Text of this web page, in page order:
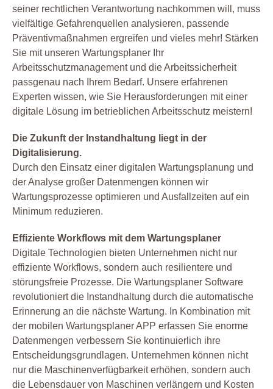
seiner rechtlichen Verantwortung nachkommen will, muss
vielfältige Gefahrenquellen analysieren, passende
Präventivmaßnahmen ergreifen und vieles mehr! Stärken
Sie mit unseren Wartungsplaner Ihr
Arbeitsschutzmanagement und die Arbeitssicherheit
passgenau nach Ihrem Bedarf. Unsere erfahrenen
Experten wissen, wie Sie Herausforderungen mit einer
digitale Lösung im betrieblichen Arbeitsschutz meistern!
Die Zukunft der Instandhaltung liegt in der
Digitalisierung.
Durch den Einsatz einer digitalen Wartungsplanung und
der Analyse großer Datenmengen können wir
Wartungsprozesse optimieren und Ausfallzeiten auf ein
Minimum reduzieren.
Effiziente Workflows mit dem Wartungsplaner
Digitale Technologien bieten Unternehmen nicht nur
effiziente Workflows, sondern auch resilientere und
störungsfreie Prozesse. Die Wartungsplaner Software
revolutioniert die Instandhaltung durch die automatische
Erinnerung an die nächste Wartung. In Kombination mit
der mobilen Wartungsplaner APP erfassen Sie enorme
Datenmengen verbessern Sie kontinuierlich ihre
Entscheidungsgrundlagen. Unternehmen können nicht
nur die Maschinenverfügbarkeit erhöhen, sondern auch
die Lebensdauer von Maschinen verlängern und Kosten